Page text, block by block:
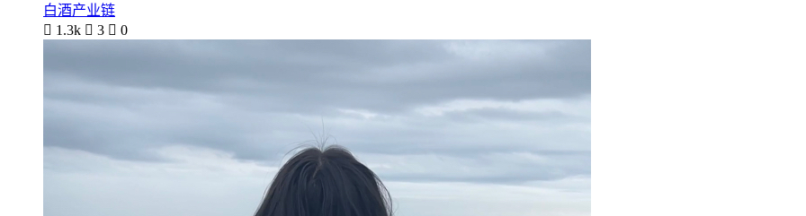
白酒产业链
 1.3k  3  0